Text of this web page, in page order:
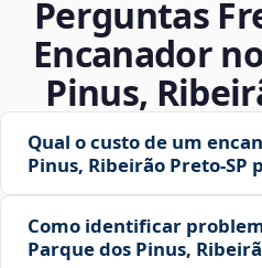
Perguntas
Encanador
Pinus,
Qual o custo de um
Pinus, Ribeirão Preto‑SP
Como identificar
Parque dos Pinus,